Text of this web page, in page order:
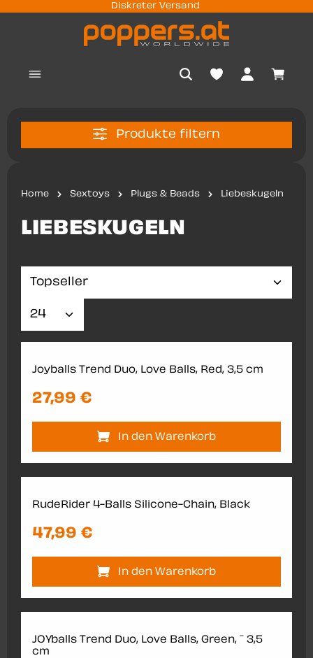
springen
Diskreter Versand
Produkte filtern
Home Sextoys Plugs & Beads Liebeskugeln
LIEBESKUGELN
Joyballs Trend Duo, Love Balls, Red, 3,5 cm
27,99 €
In den Warenkorb
RudeRider 4-Balls Silicone-Chain, Black
47,99 €
In den Warenkorb
JOYballs Trend Duo, Love Balls, Green, ¯ 3,5
cm